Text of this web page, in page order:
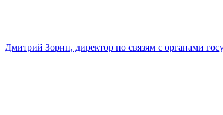
Дмитрий Зорин, директор по связям с органами